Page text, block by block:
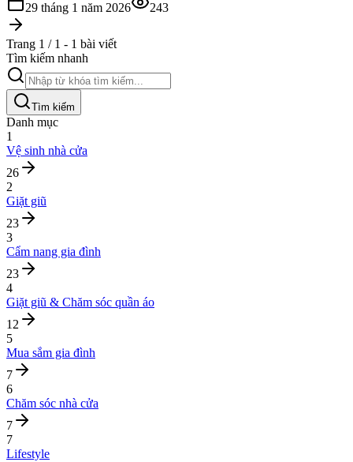
29 tháng 1 năm 2026 243
Trang 1 / 1 - 1 bài viết
Tìm kiếm nhanh
Tìm kiếm
Danh mục
1
Vệ sinh nhà cửa
26
2
Giặt giũ
23
3
Cẩm nang gia đình
23
4
Giặt giũ & Chăm sóc quần áo
12
5
Mua sắm gia đình
7
6
Chăm sóc nhà cửa
7
7
Lifestyle